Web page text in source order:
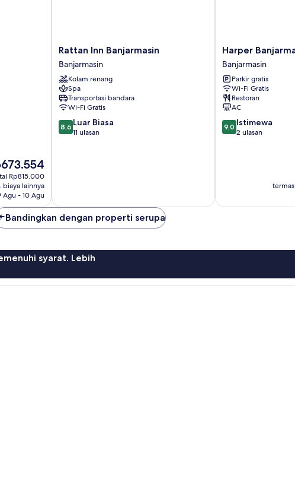
Rp815.000
biaya lainnya
Agu - 10 Agu
Rattan
Inn
Banjarmasin
Banjarmasin
Rattan Inn Banjarmasin
Banjarmasin
Kolam renang
Spa
Transportasi bandara
Wi-Fi Gratis
8.6
dari
8,6 Luar Biasa
11 ulasan
Harper
Banjarmasin
Banjarmasin
Harper
Banjarmasin
Parkir gratis
Wi-Fi Gratis
Restoran
AC
9.0
dari
9,0 Istimewa
2 ulasan
Bandingkan dengan properti serupa
syarat. Lebih